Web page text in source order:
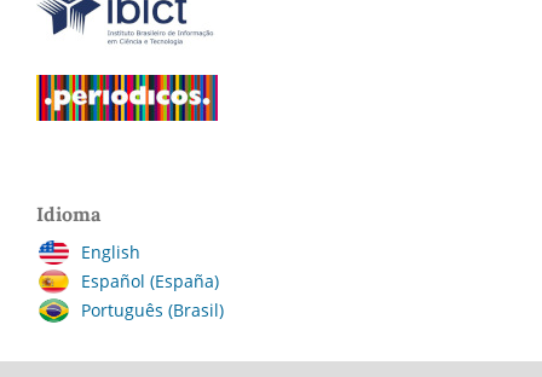
Idioma
English
Español (España)
Português (Brasil)